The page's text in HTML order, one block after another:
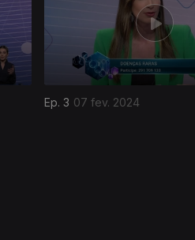
Ep. 3 07 fev. 2024